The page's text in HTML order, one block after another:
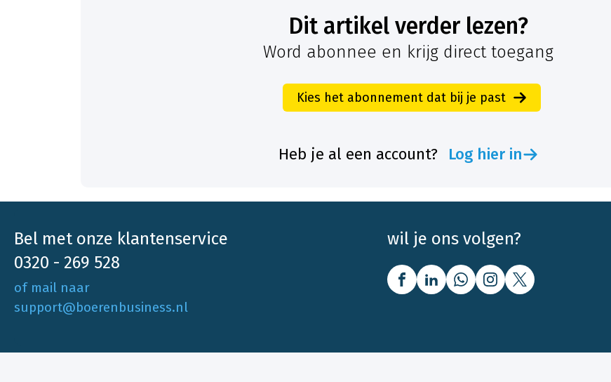
Dit artikel verder lezen?
Word abonnee en krijg direct toegang
Kies het abonnement dat bij je past
Heb je al een account? Log hier in
Bel met onze klantenservice
0320 - 269 528
of mail naar
support@boerenbusiness.nl
wil je ons volgen?